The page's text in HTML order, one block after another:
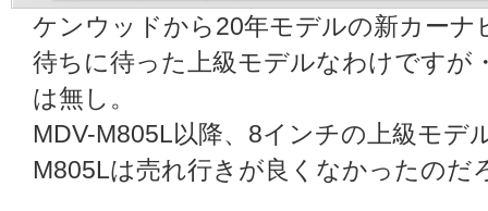
ケンウッドから20年モデルの新カーナ
待ちに待った上級モデルなわけですが
は無し。
MDV-M805L以降、8インチの上級モデ
M805Lは売れ行きが良くなかったのだ